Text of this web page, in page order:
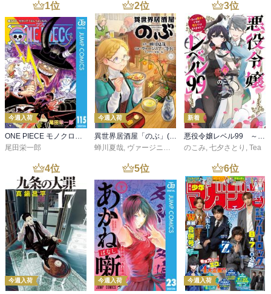
1位
今週入荷
ONE PIECE モノクロ版 115
尾田栄一郎
2位
今週入荷
異世界居酒屋「のぶ」(22)
蝉川夏哉, ヴァージニア二等兵 ,転
3位
新着
悪役令嬢レベル99 ～私は裏ボスですが魔王ではありません～ その６
のこみ, 七夕さとり , Tea
4位
今週入荷
5位
今週入荷
6位
今週入荷